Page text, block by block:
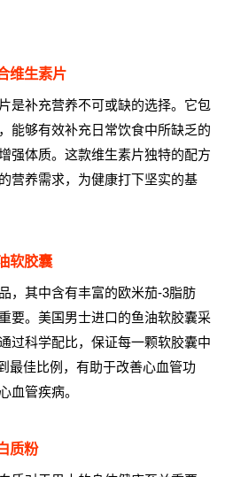
维生素片
是补充营养不可或缺的选择。它包
能够有效补充日常饮食中所缺乏的
强体质。这款维生素片独特的配方
营养需求，为健康打下坚实的基
软胶囊
，其中含有丰富的欧米茄-3脂肪
要。美国男士进口的鱼油软胶囊采
过科学配比，保证每一颗软胶囊中
最佳比例，有助于改善心血管功
血管疾病。
质粉